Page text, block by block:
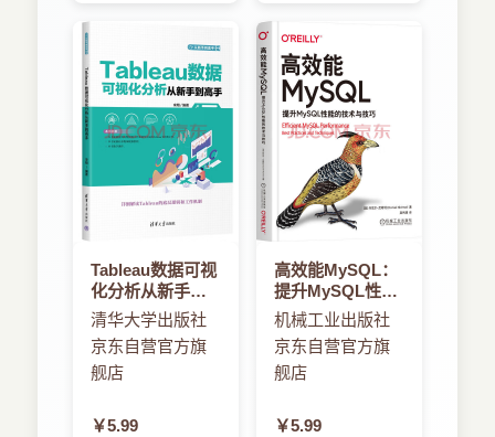
Tableau数据可视
化分析从新手到
高手
清华大学出版社
京东自营官方旗
舰店
￥5.99
高效能MySQL：
提升MySQL性能
的技术与技巧
机械工业出版社
京东自营官方旗
舰店
￥5.99